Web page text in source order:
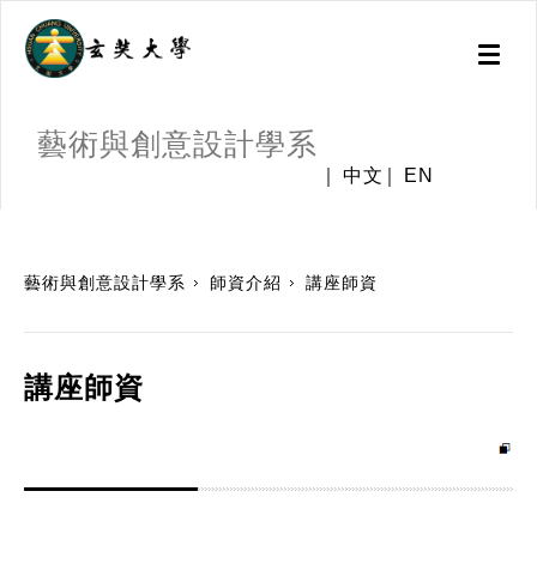
Toggle
藝術與創意設計學系
中文 EN
藝術與創意設計學系 師資介紹 講座師資
講座師資